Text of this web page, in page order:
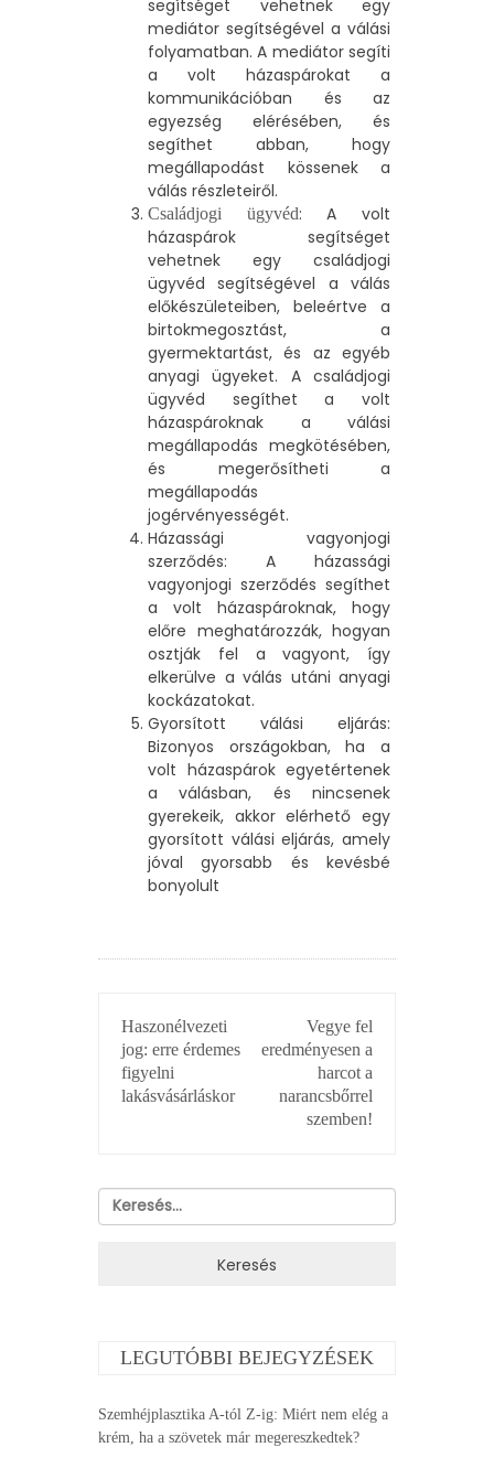
segítséget vehetnek egy
mediátor segítségével a válási
folyamatban. A mediátor segíti
a volt házaspárokat a
kommunikációban és az
egyezség elérésében, és
segíthet abban, hogy
megállapodást kössenek a
válás részleteiről.
Családjogi ügyvéd: A volt
házaspárok segítséget
vehetnek egy családjogi
ügyvéd segítségével a válás
előkészületeiben, beleértve a
birtokmegosztást, a
gyermektartást, és az egyéb
anyagi ügyeket. A családjogi
ügyvéd segíthet a volt
házaspároknak a válási
megállapodás megkötésében,
és megerősítheti a
megállapodás
jogérvényességét.
Házassági vagyonjogi
szerződés: A házassági
vagyonjogi szerződés segíthet
a volt házaspároknak, hogy
előre meghatározzák, hogyan
osztják fel a vagyont, így
elkerülve a válás utáni anyagi
kockázatokat.
Gyorsított válási eljárás:
Bizonyos országokban, ha a
volt házaspárok egyetértenek
a válásban, és nincsenek
gyerekeik, akkor elérhető egy
gyorsított válási eljárás, amely
jóval gyorsabb és kevésbé
bonyolult
NAVIGÁCIÓ
Haszonélvezeti
jog: erre érdemes
figyelni
lakásvásárláskor
Vegye fel
eredményesen a
harcot a
narancsbőrrel
szemben!
Keresés:
LEGUTÓBBI BEJEGYZÉSEK
Szemhéjplasztika A-tól Z-ig: Miért nem elég a
krém, ha a szövetek már megereszkedtek?